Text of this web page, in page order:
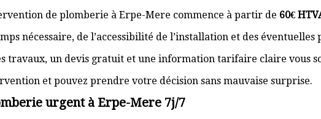
de plomberie à Erpe-Mere commence à partir de 60€
nécessaire, de l’accessibilité de l’installation et des éventuelles
travaux, un devis gratuit et une information tarifaire claire vous
et pouvez prendre votre décision sans mauvaise surprise.
urgent à Erpe-Mere 7j/7